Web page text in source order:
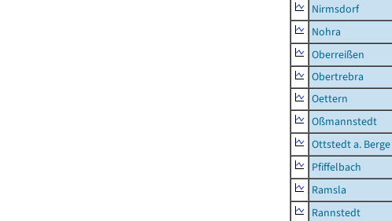
Nirmsdorf
Nohra
Oberreißen
Obertrebra
Oettern
Oßmannstedt
Ottstedt a. Berge
Pfiffelbach
Ramsla
Rannstedt